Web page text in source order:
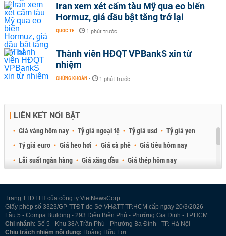
Iran xem xét cấm tàu Mỹ qua eo biển
Hormuz, giá dầu bật tăng trở lại
QUỐC TẾ - 1 phút trước
Thành viên HĐQT VPBankS xin từ
nhiệm
CHỨNG KHOÁN - 1 phút trước
LIÊN KẾT NỔI BẬT
Giá vàng hôm nay Tỷ giá ngoại tệ Tỷ giá usd
Tỷ giá yen
Tỷ giá euro
Giá heo hơi Giá cà phê
Giá tiêu hôm nay
Lãi suất ngân hàng
Giá xăng dầu
Giá thép hôm nay
Trang TTĐTTH của công ty VietNewsCorp
Giấy phép số 3323/GP-TTĐT do Sở VH&TT TP.HCM cấp ngày 20/3/2026
Lầu 5 - Compa Building - 293 Điện Biên Phủ - Phường Gia Định - TP.HCM
Chi nhánh: Số 5 - Khu 38A Trần Phú - Phường Ba Đình - TP. Hà Nội
Chịu trách nhiệm nội dung: Hoàng Hữu Lợi